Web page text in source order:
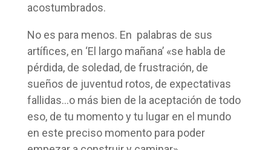
acostumbrados.
No es para menos. En palabras de sus
artífices, en ‘El largo mañana’ «se habla de
pérdida, de soledad, de frustración, de
sueños de juventud rotos, de expectativas
fallidas…o más bien de la aceptación de todo
eso, de tu momento y tu lugar en el mundo
en este preciso momento para poder